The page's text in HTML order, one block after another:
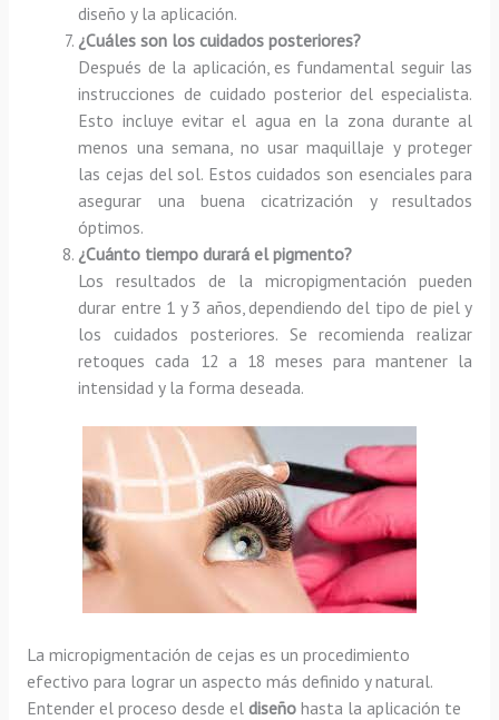
diseño y la aplicación.
¿Cuáles son los cuidados posteriores?
Después de la aplicación, es fundamental seguir las
instrucciones de cuidado posterior del especialista.
Esto incluye evitar el agua en la zona durante al
menos una semana, no usar maquillaje y proteger
las cejas del sol. Estos cuidados son esenciales para
asegurar una buena cicatrización y resultados
óptimos.
¿Cuánto tiempo durará el pigmento?
Los resultados de la micropigmentación pueden
durar entre 1 y 3 años, dependiendo del tipo de piel y
los cuidados posteriores. Se recomienda realizar
retoques cada 12 a 18 meses para mantener la
intensidad y la forma deseada.
La micropigmentación de cejas es un procedimiento
efectivo para lograr un aspecto más definido y natural.
Entender el proceso desde el diseño hasta la aplicación te